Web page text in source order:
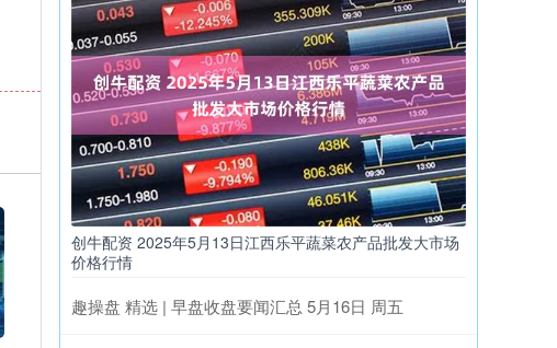
创牛配资 2025年5月13日江西乐平蔬菜农产品批发大市场
价格行情
趣操盘 精选 | 早盘收盘要闻汇总 5月16日 周五